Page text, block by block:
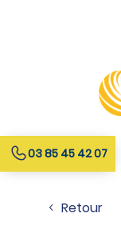
03 85 45 42 07
Retour